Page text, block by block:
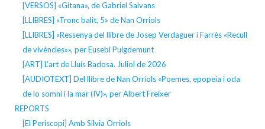
[VERSOS] «Gitana», de Gabriel Salvans
[LLIBRES] «Tronc balit, 5» de Nan Orriols
[LLIBRES] «Ressenya del llibre de Josep Verdaguer i Farrès «Recull
de vivències»», per Eusebi Puigdemunt
[ART] L’art de Lluís Badosa. Juliol de 2026
[AUDIOTEXT] Del llibre de Nan Orriols «Poemes, epopeia i oda
de lo somni i la mar (IV)», per Albert Freixer
REPORTS
[El Periscopi] Amb Silvia Orriols